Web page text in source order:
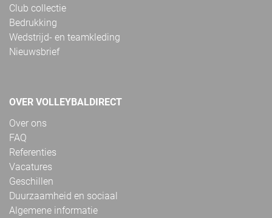
Club collectie
Bedrukking
Wedstrijd- en teamkleding
Nieuwsbrief
OVER VOLLEYBALDIRECT
Over ons
FAQ
Referenties
Vacatures
Geschillen
Duurzaamheid en sociaal
Algemene informatie